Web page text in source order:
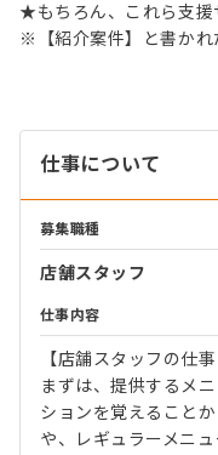
★もちろん、これら支
※【紹介案件】と書かれ
仕事について
募集職種
店舗スタッフ
仕事内容
【店舗スタッフの仕事
まずは、提供するメ
ションを覚えること
や、レギュラーメニ